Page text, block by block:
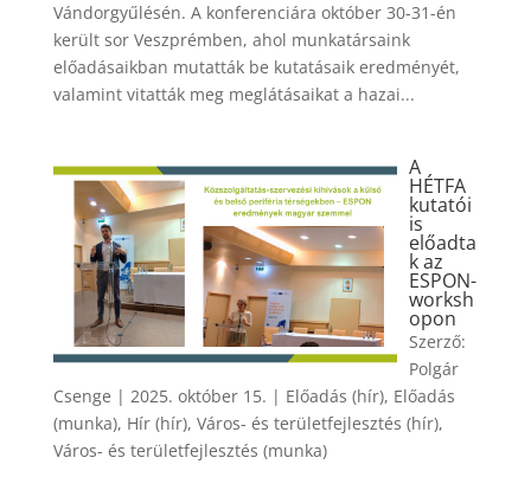
Vándorgyűlésén. A konferenciára október 30-31-én
került sor Veszprémben, ahol munkatársaink
előadásaikban mutatták be kutatásaik eredményét,
valamint vitatták meg meglátásaikat a hazai...
A
HÉTFA
kutatói
is
előadta
k az
ESPON-
worksh
opon
Szerző:
Polgár
Csenge | 2025. október 15. | Előadás (hír), Előadás
(munka), Hír (hír), Város- és területfejlesztés (hír),
Város- és területfejlesztés (munka)